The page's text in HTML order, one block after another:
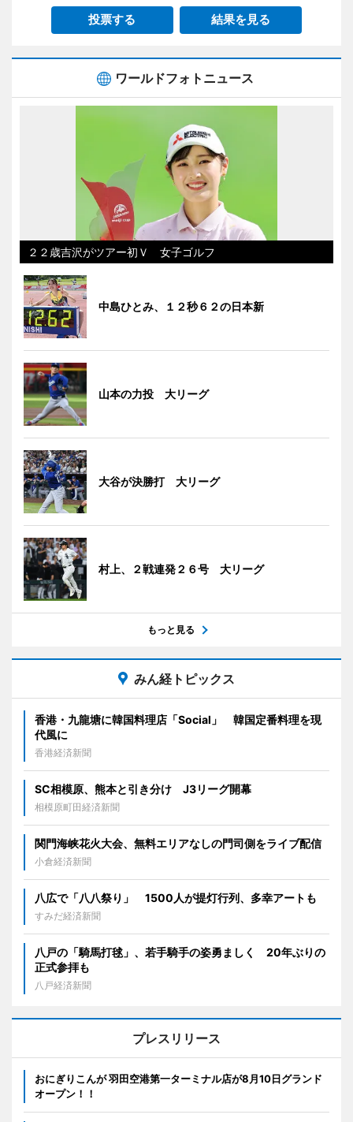
投票する 結果を見る
ワールドフォトニュース
２２歳吉沢がツアー初Ｖ 女子ゴルフ
中島ひとみ、１２秒６２の日本新
山本の力投 大リーグ
大谷が決勝打 大リーグ
村上、２戦連発２６号 大リーグ
もっと見る
みん経トピックス
香港・九龍塘に韓国料理店「Social」 韓国定番料理を現
代風に
香港経済新聞
SC相模原、熊本と引き分け J3リーグ開幕
相模原町田経済新聞
関門海峡花火大会、無料エリアなしの門司側をライブ配信
小倉経済新聞
八広で「八八祭り」 1500人が提灯行列、多幸アートも
すみだ経済新聞
八戸の「騎馬打毬」、若手騎手の姿勇ましく 20年ぶりの
正式参拝も
八戸経済新聞
プレスリリース
おにぎりこんが 羽田空港第一ターミナル店が8月10日グランド
オープン！！